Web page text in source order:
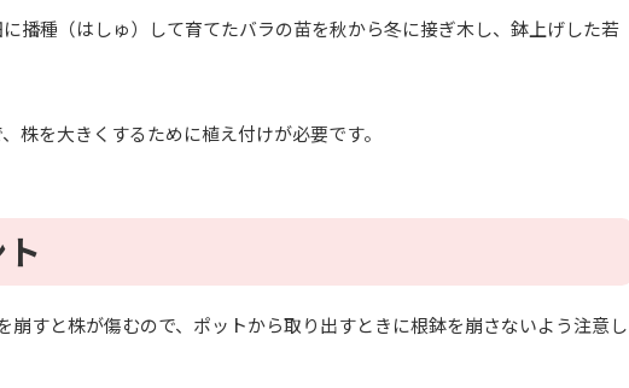
播種（はしゅ）して育てたバラの苗を秋から冬に接ぎ木し、鉢上げした若
株を大きくするために植え付けが必要です。
崩すと株が傷むので、ポットから取り出すときに根鉢を崩さないよう注意し